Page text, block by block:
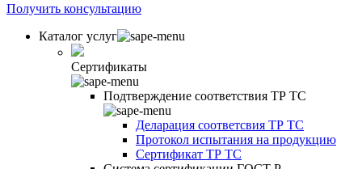
Получить консультацию
Каталог услуг
Сертификаты
Подтверждение соответствия ТР ТС
Деларация соответсвия ТР ТС
Протокол испытания на продукцию
Сертификат ТР ТС